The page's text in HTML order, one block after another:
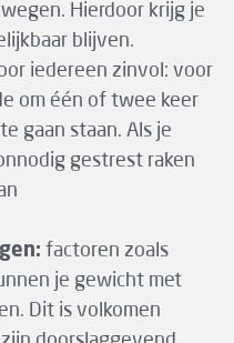
Hierdoor krijg je
blijven.
iedereen zinvol: voor
om één of twee keer
gaan staan. Als je
gestrest raken
factoren zoals
je gewicht met
Dit is volkomen